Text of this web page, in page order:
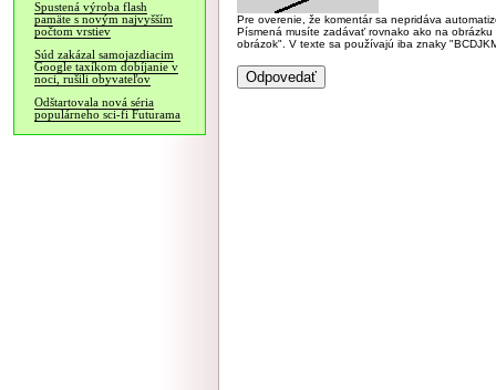
Spustená výroba flash
pamäte s novým najvyšším
počtom vrstiev
Súd zakázal samojazdiacim
Google taxíkom dobíjanie v
noci, rušili obyvateľov
Odštartovala nová séria
populárneho sci-fi Futurama
Pre overenie, že komentár sa nepridáva
Písmená musíte zadávať rovnako ako na
obrázok". V texte sa používajú iba znaky